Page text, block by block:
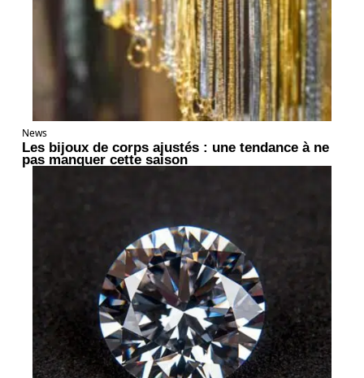
News
Les bijoux de corps ajustés : une tendance à ne
pas manquer cette saison